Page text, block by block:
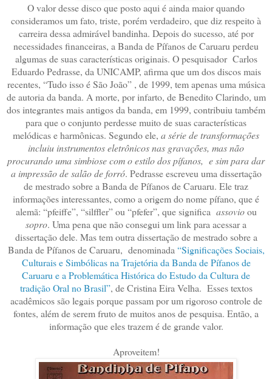
O valor desse disco que posto aqui é ainda maior quando
consideramos um fato, triste, porém verdadeiro, que diz respeito à
carreira dessa admirável bandinha. Depois do sucesso, até por
necessidades financeiras, a Banda de Pífanos de Caruaru perdeu
algumas de suas características originais. O pesquisador Carlos
Eduardo Pedrasse, da UNICAMP, afirma que um dos discos mais
recentes, “Tudo isso é São João” , de 1999, tem apenas uma música
de autoria da banda. A morte, por infarto, de Benedito Clarindo, um
dos integrantes mais antigos da banda, em 1999, contribuiu também
para que o conjunto perdesse muito de suas características
melódicas e harmônicas. Segundo ele, a série de transformações
incluiu instrumentos eletrônicos nas gravações, mas não
procurando uma simbiose com o estilo dos pífanos, e sim para dar
a impressão de salão de forró. Pedrasse escreveu uma dissertação
de mestrado sobre a Banda de Pífanos de Caruaru. Ele traz
informações interessantes, como a origem do nome pífano, que é
alemã: “pfeiffe”, “silffler” ou “pfefer”, que significa assovioou
sopro. Uma pena que não consegui um link para acessar a
dissertação dele. Mas tem outra dissertação de mestrado sobre a
Banda de Pífanos de Caruaru, denominada “Significações Sociais,
Culturais e Simbólicas na Trajetória da Banda de Pífanos de
Caruaru e a Problemática Histórica do Estudo da Cultura de
tradição Oral no Brasil”, de Cristina Eira Velha. Esses textos
acadêmicos são legais porque passam por um rigoroso controle de
fontes, além de serem fruto de muitos anos de pesquisa. Então, a
informação que eles trazem é de grande valor.
Aproveitem!